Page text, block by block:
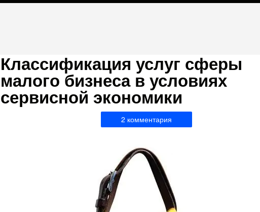
Классификация услуг сферы
малого бизнеса в условиях
сервисной экономики
2 комментария